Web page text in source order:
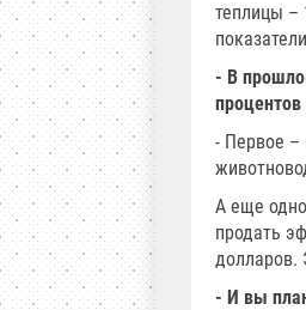
теплицы –
- В
- Первое –
А еще
продать
долларов.
- И вы